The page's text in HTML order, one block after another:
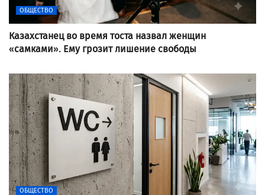
ОБЩЕСТВО
Казахстанец во время тоста назвал женщин
«самками». Ему грозит лишение свободы
ОБЩЕСТВО